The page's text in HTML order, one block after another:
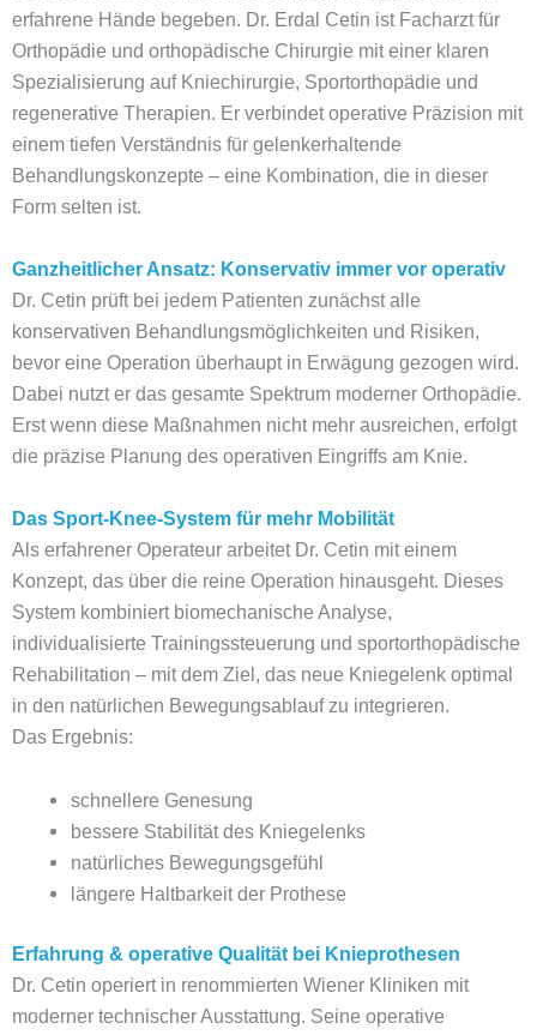
erfahrene Hände begeben. Dr. Erdal Cetin ist Facharzt für
Orthopädie und orthopädische Chirurgie mit einer klaren
Spezialisierung auf Kniechirurgie, Sportorthopädie und
regenerative Therapien. Er verbindet operative Präzision mit
einem tiefen Verständnis für gelenkerhaltende
Behandlungskonzepte – eine Kombination, die in dieser
Form selten ist.
Ganzheitlicher Ansatz: Konservativ immer vor operativ
Dr. Cetin prüft bei jedem Patienten zunächst alle
konservativen Behandlungsmöglichkeiten und Risiken,
bevor eine Operation überhaupt in Erwägung gezogen wird.
Dabei nutzt er das gesamte Spektrum moderner Orthopädie.
Erst wenn diese Maßnahmen nicht mehr ausreichen, erfolgt
die präzise Planung des operativen Eingriffs am Knie.
Das Sport-Knee-System für mehr Mobilität
Als erfahrener Operateur arbeitet Dr. Cetin mit einem
Konzept, das über die reine Operation hinausgeht. Dieses
System kombiniert biomechanische Analyse,
individualisierte Trainingssteuerung und sportorthopädische
Rehabilitation – mit dem Ziel, das neue Kniegelenk optimal
in den natürlichen Bewegungsablauf zu integrieren.
Das Ergebnis:
schnellere Genesung
bessere Stabilität des Kniegelenks
natürliches Bewegungsgefühl
längere Haltbarkeit der Prothese
Erfahrung & operative Qualität bei Knieprothesen
Dr. Cetin operiert in renommierten Wiener Kliniken mit
moderner technischer Ausstattung. Seine operative